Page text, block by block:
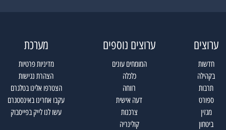
ערוצים
חדשות
בקהילה
תרבות
ספורט
מגזין
ביטחון
ערוצים נוספים
המומחים עונים
כלכלה
רווחה
דעה אישית
צרכנות
קולינריה
מערכת
מדיניות פרטיות
הצהרת נגישות
הצטרפו אלינו בטלגרם
עקבו אחרינו באינסטגרם
עשו לנו לייק בפייסבוק